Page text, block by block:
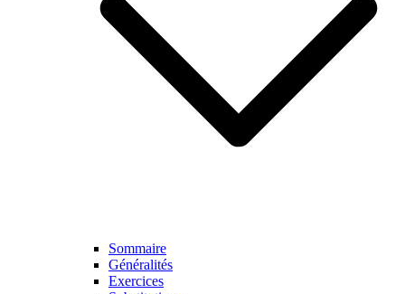
Sommaire
Généralités
Exercices